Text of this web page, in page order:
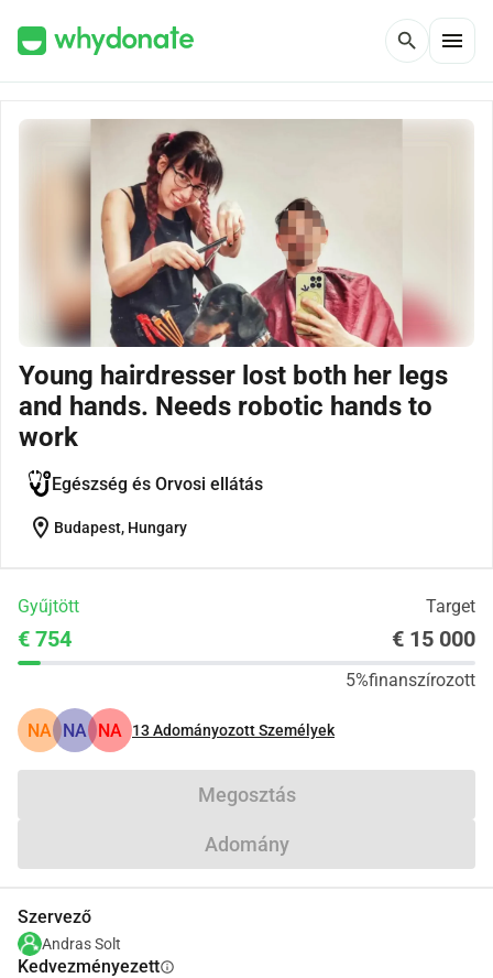
search menu
Young hairdresser lost both her legs
and hands. Needs robotic hands to
work
Egészség és Orvosi ellátás
location_on Budapest, Hungary
Gyűjtött Target
€ 754 € 15 000
5%finanszírozott
NA NA NA 13Adományozott Személyek
Megosztás
Adomány
Szervező
Andras Solt
Kedvezményezettinfo